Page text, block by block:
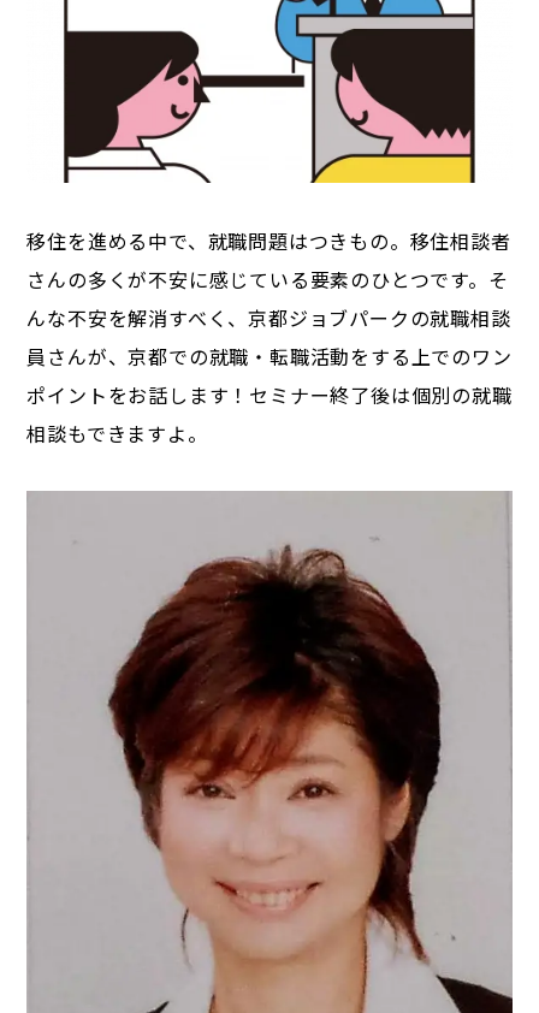
移住を進める中で、就職問題はつきもの。移住相談者
さんの多くが不安に感じている要素のひとつです。そ
んな不安を解消すべく、京都ジョブパークの就職相談
員さんが、京都での就職・転職活動をする上でのワン
ポイントをお話します！セミナー終了後は個別の就職
相談もできますよ。